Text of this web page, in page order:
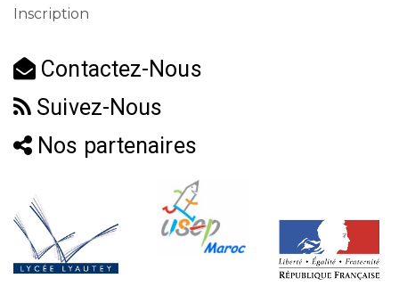
Inscription
Contactez-Nous
Suivez-Nous
Nos partenaires